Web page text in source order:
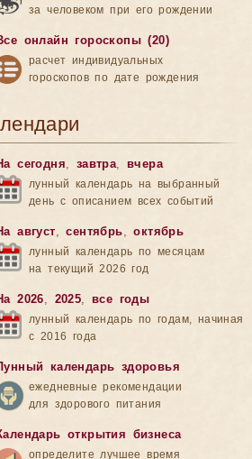
за человеком при его рождении
онлайн гороскопы (20)
расчет индивидуальных
гороскопов по дате рождения
сегодня, завтра,вчера
лунный календарь на выбранный
день с описанием всех событий
август,сентябрь,октябрь
лунный календарь по месяцам
на текущий 2026 год
2026, 2025,все годы
лунный календарь по годам, начиная
с 2016 года
календарь здоровья
ежедневные рекомендации
для здорового питания
открытия бизнеса
определите лучшее время